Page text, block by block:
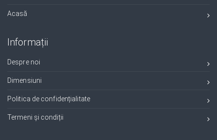
Acasă
Informații
Despre noi
Dimensiuni
Politica de confidențialitate
Termeni și condiții